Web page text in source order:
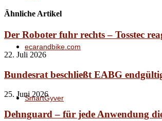
ecarandbike.com
SmartGyver
Ähnliche Artikel
Der Roboter fuhr rechts – Tosstec
22. Juli 2026
Bundesrat beschließt EABG
25. Juni 2026
Dehnguard – für jede Anwendung